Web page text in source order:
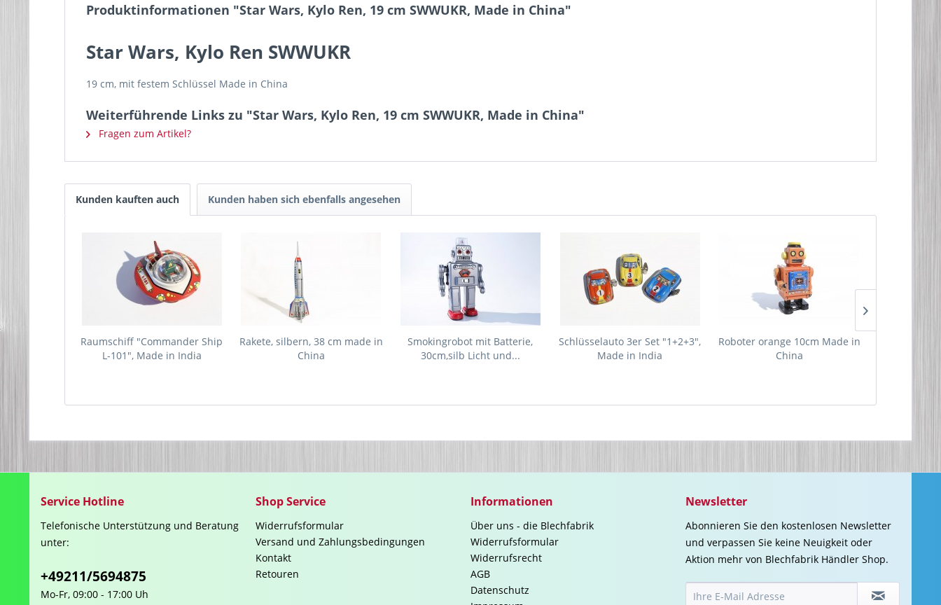
Produktinformationen "Star Wars, Kylo Ren, 19 cm SWWUKR, Made in China"
Star Wars, Kylo Ren SWWUKR
19 cm, mit festem Schlüssel Made in China
Weiterführende Links zu "Star Wars, Kylo Ren, 19 cm SWWUKR, Made in China"
Fragen zum Artikel?
Kunden kauften auch Kunden haben sich ebenfalls angesehen
Raumschiff "Commander Ship
L-101", Made in India
Rakete, silbern, 38 cm made in
China
Smokingrobot mit Batterie,
30cm,silb Licht und...
Schlüsselauto 3er Set "1+2+3",
Made in India
Roboter orange 10cm Made in
China
Service Hotline
Telefonische Unterstützung und Beratung
unter:
+49211/5694875
Mo-Fr, 09:00 - 17:00 Uh
Shop Service
Widerrufsformular
Versand und Zahlungsbedingungen
Kontakt
Retouren
Informationen
Über uns - die Blechfabrik
Widerrufsformular
Widerrufsrecht
AGB
Datenschutz
Newsletter
Abonnieren Sie den kostenlosen Newsletter
und verpassen Sie keine Neuigkeit oder
Aktion mehr von Blechfabrik Händler Shop.